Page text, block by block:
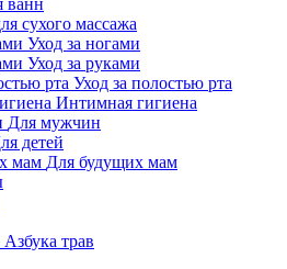
ванн
сухого массажа
Уход за ногами
Уход за руками
Уход за полостью рта
Интимная гигиена
Для мужчин
детей
Для будущих мам
Азбука трав